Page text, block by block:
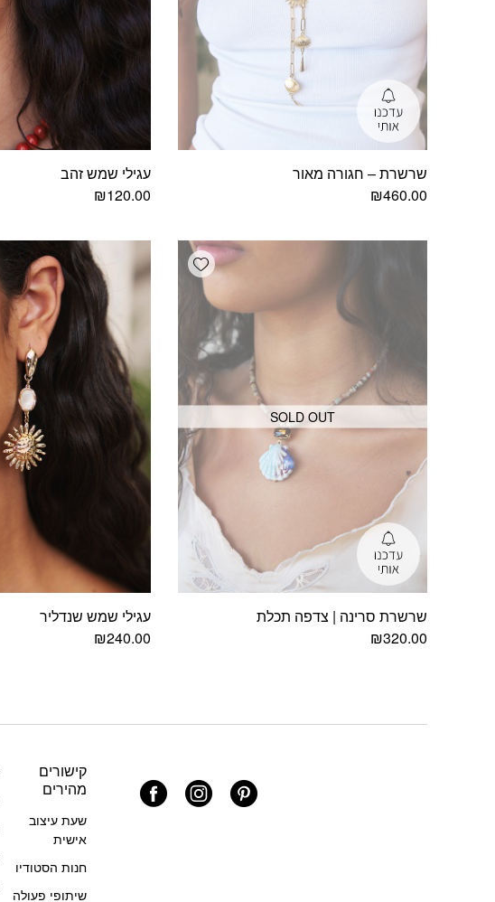
שרשרת – חגורה מאור
₪460.00
עגילי שמש זהב
₪120.00
Add wishlist
SOLD OUT
שרשרת סרינה | צדפה תכלת
₪320.00
עגילי שמש שנדליר
₪240.00
קישורים
מהירים
שעת עיצוב
אישית
חנות הסטודיו
שיתופי פעולה